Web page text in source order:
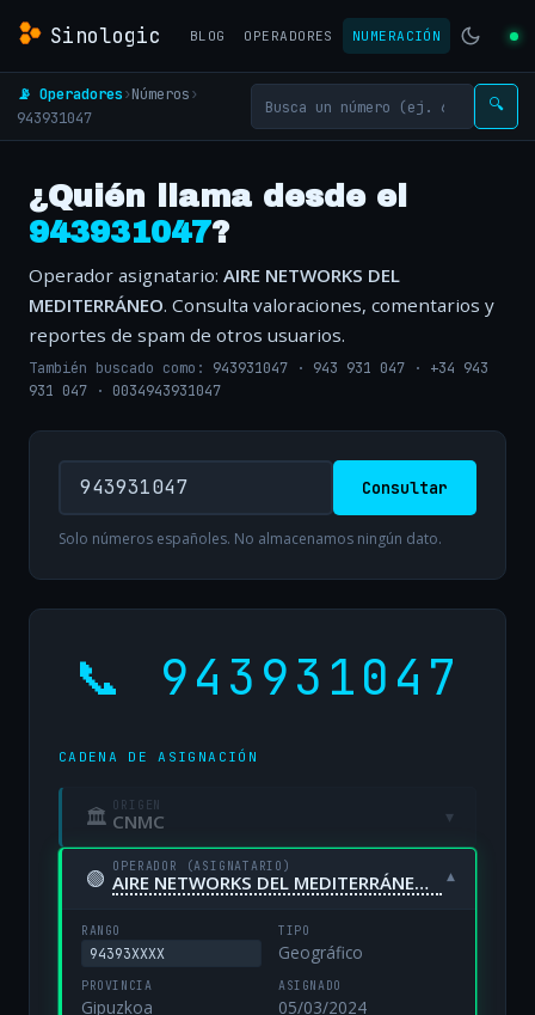
Sinologic BLOG OPERADORES NUMERACIÓN
📡 Operadores›Números›
943931047
🔍
¿Quién llama desde el
943931047?
Operador asignatario: AIRE NETWORKS DEL
MEDITERRÁNEO. Consulta valoraciones, comentarios y
reportes de spam de otros usuarios.
También buscado como: 943931047 · 943 931 047 · +34 943
931 047 · 0034943931047
Consultar
Solo números españoles. No almacenamos ningún dato.
📞 943931047
CADENA DE ASIGNACIÓN
🏛 ORIGEN
CNMC ▾
🟢 OPERADOR (ASIGNATARIO)
AIRE NETWORKS DEL MEDITERRÁNEO, S.L. UNIPERSONAL ▾
RANGO
94393XXXX
TIPO
Geográfico
PROVINCIA
Gipuzkoa
ASIGNADO
05/03/2024